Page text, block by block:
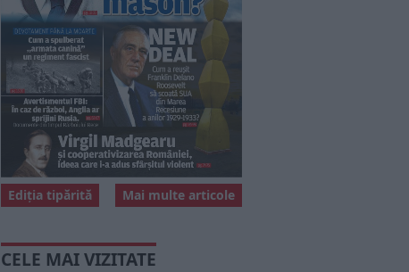
Mai multe articole
Ediția tipărită
CELE MAI VIZITATE